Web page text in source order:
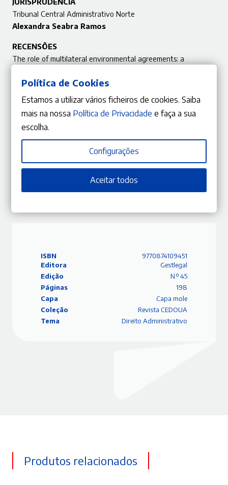
Tribunal Central Administrativo Norte
Alexandra Seabra Ramos
RECENSÕES
The role of multilateral environmental agreements: a
conflict
Alice Jesus Barbosa
Étude de droit suisse, International et comparé
Ana Jorge Martins
Projeções ambientais sobre o Mundo Pós‑Covid e a
possibilidade de uma nova ordem ecológica
Alexandra Aragão / Fernanda Paula Oliveira / Licínio
ISBN
9770874109451
Editora
Gestlegal
Edição
N.º 45
Páginas
198
Capa
Capa mole
Coleção
Revista CEDOUA
Tema
Direito Administrativo
Produtos relacionados
Política de Cookies
Estamos a utilizar vários ficheiros de cookies. Saiba
mais na nossa Política de Privacidade e faça a sua
escolha.
Configurações
Aceitar todos